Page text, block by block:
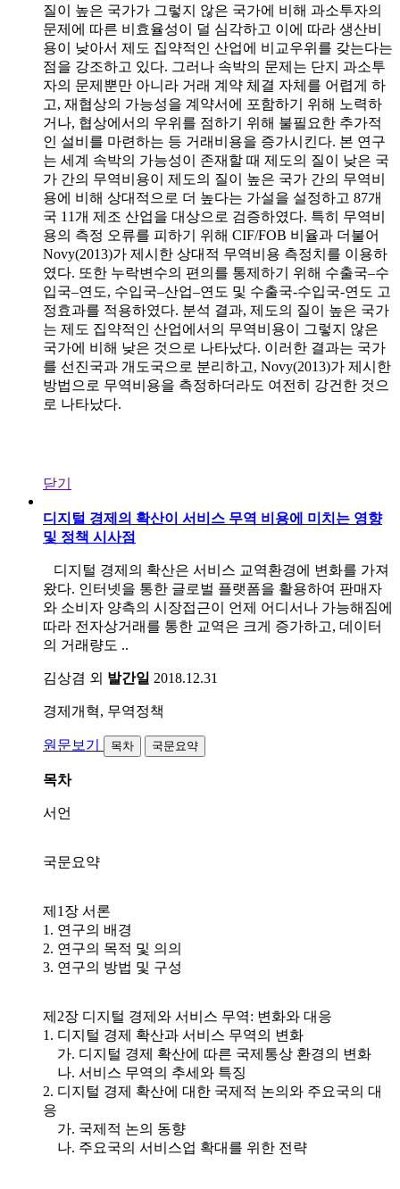
질이 높은 국가가 그렇지 않은 국가에 비해 과소투자의
문제에 따른 비효율성이 덜 심각하고 이에 따라 생산비
용이 낮아서 제도 집약적인 산업에 비교우위를 갖는다는
점을 강조하고 있다. 그러나 속박의 문제는 단지 과소투
자의 문제뿐만 아니라 거래 계약 체결 자체를 어렵게 하
고, 재협상의 가능성을 계약서에 포함하기 위해 노력하
거나, 협상에서의 우위를 점하기 위해 불필요한 추가적
인 설비를 마련하는 등 거래비용을 증가시킨다. 본 연구
는 세계 속박의 가능성이 존재할 때 제도의 질이 낮은 국
가 간의 무역비용이 제도의 질이 높은 국가 간의 무역비
용에 비해 상대적으로 더 높다는 가설을 설정하고 87개
국 11개 제조 산업을 대상으로 검증하였다. 특히 무역비
용의 측정 오류를 피하기 위해 CIF/FOB 비율과 더불어
Novy(2013)가 제시한 상대적 무역비용 측정치를 이용하
였다. 또한 누락변수의 편의를 통제하기 위해 수출국–수
입국–연도, 수입국–산업–연도 및 수출국-수입국-연도 고
정효과를 적용하였다. 분석 결과, 제도의 질이 높은 국가
는 제도 집약적인 산업에서의 무역비용이 그렇지 않은
국가에 비해 낮은 것으로 나타났다. 이러한 결과는 국가
를 선진국과 개도국으로 분리하고, Novy(2013)가 제시한
방법으로 무역비용을 측정하더라도 여전히 강건한 것으
로 나타났다.
닫기
디지털 경제의 확산이 서비스 무역 비용에 미치는 영향
및 정책 시사점
디지털 경제의 확산은 서비스 교역환경에 변화를 가져
왔다. 인터넷을 통한 글로벌 플랫폼을 활용하여 판매자
와 소비자 양측의 시장접근이 언제 어디서나 가능해짐에
따라 전자상거래를 통한 교역은 크게 증가하고, 데이터
의 거래량도 ..
김상겸 외 발간일 2018.12.31
경제개혁, 무역정책
원문보기 목차 국문요약
목차
서언
국문요약
제1장 서론
1. 연구의 배경
2. 연구의 목적 및 의의
3. 연구의 방법 및 구성
제2장 디지털 경제와 서비스 무역: 변화와 대응
1. 디지털 경제 확산과 서비스 무역의 변화
가. 디지털 경제 확산에 따른 국제통상 환경의 변화
나. 서비스 무역의 추세와 특징
2. 디지털 경제 확산에 대한 국제적 논의와 주요국의 대
응
가. 국제적 논의 동향
나. 주요국의 서비스업 확대를 위한 전략